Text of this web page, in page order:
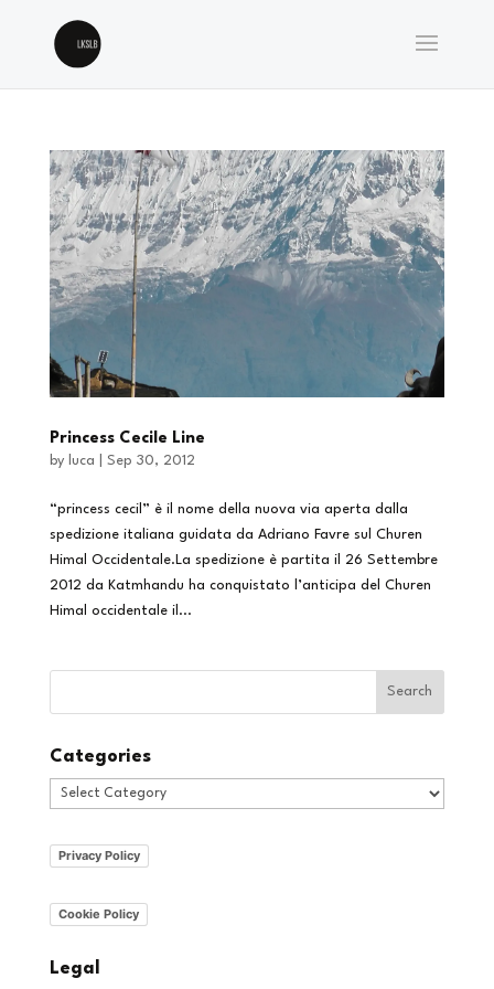
Princess Cecile Line
by luca Sep 30, 2012
“princess cecil” è il nome della nuova via aperta dalla
spedizione italiana guidata da Adriano Favre sul Churen
Himal Occidentale.La spedizione è partita il 26 Settembre
2012 da Katmhandu ha conquistato l’anticipa del Churen
Himal occidentale il...
Categories
Categories
Privacy Policy
Cookie Policy
Legal